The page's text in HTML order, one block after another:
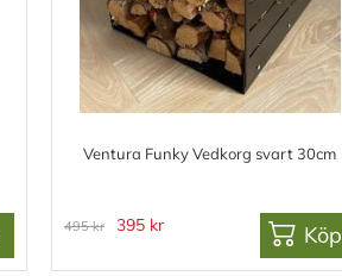
Ventura Funky Vedkorg svart 30cm
495 kr 395 kr Köp